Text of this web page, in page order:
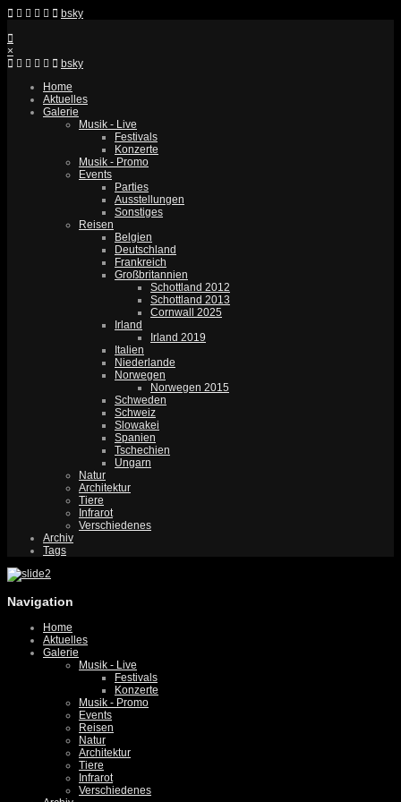
bsky
×
bsky
Home
Aktuelles
Galerie
Musik - Live
Festivals
Konzerte
Musik - Promo
Events
Parties
Ausstellungen
Sonstiges
Reisen
Belgien
Deutschland
Frankreich
Großbritannien
Schottland 2012
Schottland 2013
Cornwall 2025
Irland
Irland 2019
Italien
Niederlande
Norwegen
Norwegen 2015
Schweden
Schweiz
Slowakei
Spanien
Tschechien
Ungarn
Natur
Architektur
Tiere
Infrarot
Verschiedenes
Archiv
Tags
Navigation
Home
Aktuelles
Galerie
Musik - Live
Festivals
Konzerte
Musik - Promo
Events
Reisen
Natur
Architektur
Tiere
Infrarot
Verschiedenes